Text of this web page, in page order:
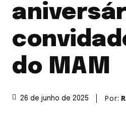
do MAM
26 de junho de 2025 Por: